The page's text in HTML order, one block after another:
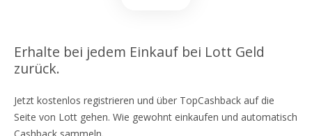
Erhalte bei jedem Einkauf bei Lott Geld
zurück.
Jetzt kostenlos registrieren und über TopCashback auf die
Seite von Lott gehen. Wie gewohnt einkaufen und automatisch